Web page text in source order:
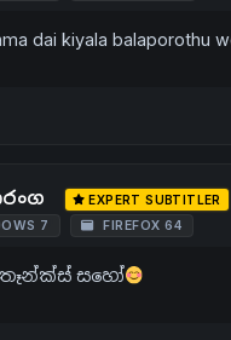
dai kiyala balaporothu
EXPERT SUBTITLER
7 FIREFOX 64
සහෝ